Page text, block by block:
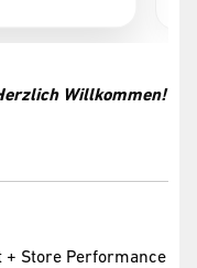
Willkommen!
+ Store Performance